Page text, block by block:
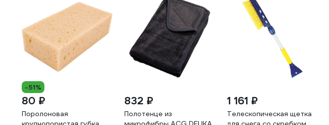
-51%
80 ₽
Поролоновая
832 ₽
Полотенце из
1 161 ₽
Телескопическая щетка